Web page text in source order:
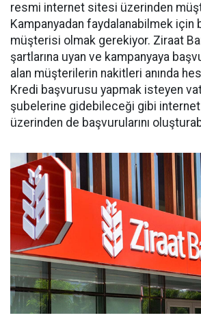
resmi internet sitesi üzerinden
Kampanyadan faydalanabilmek için
müşterisi olmak gerekiyor. Ziraat
şartlarına uyan ve kampanyaya
alan müşterilerin nakitleri anında
Kredi başvurusu yapmak isteyen
şubelerine gidebileceği gibi internet
üzerinden de başvurularını